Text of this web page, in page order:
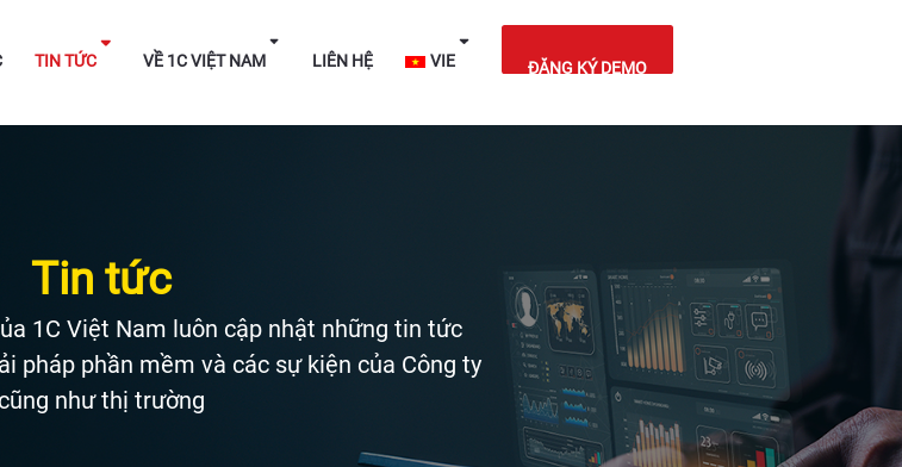
ĐỐI TÁC TIN TỨC VỀ 1C VIỆT NAM LIÊN HỆ VIE
Tin tức
1C Việt Nam luôn cập nhật những tin tức
pháp phần mềm và các sự kiện của Công ty
cũng như thị trường